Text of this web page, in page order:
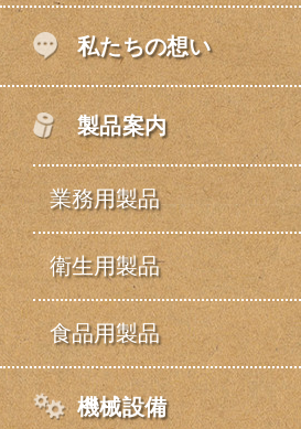
私たちの想い
製品案内
業務用製品
衛生用製品
食品用製品
機械設備